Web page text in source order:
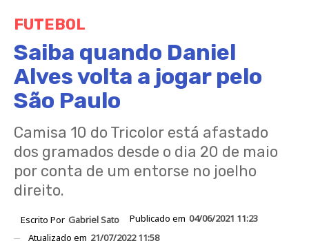
FUTEBOL
Saiba quando Daniel
Alves volta a jogar pelo
São Paulo
Camisa 10 do Tricolor está afastado
dos gramados desde o dia 20 de maio
por conta de um entorse no joelho
direito.
Escrito Por Gabriel Sato Publicado em 04/06/2021 11:23
Atualizado em 21/07/2022 11:58